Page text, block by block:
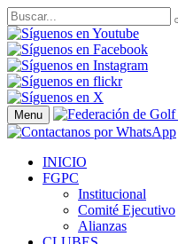
Menu
INICIO
FGPC
Institucional
Comité Ejecutivo
Alianzas